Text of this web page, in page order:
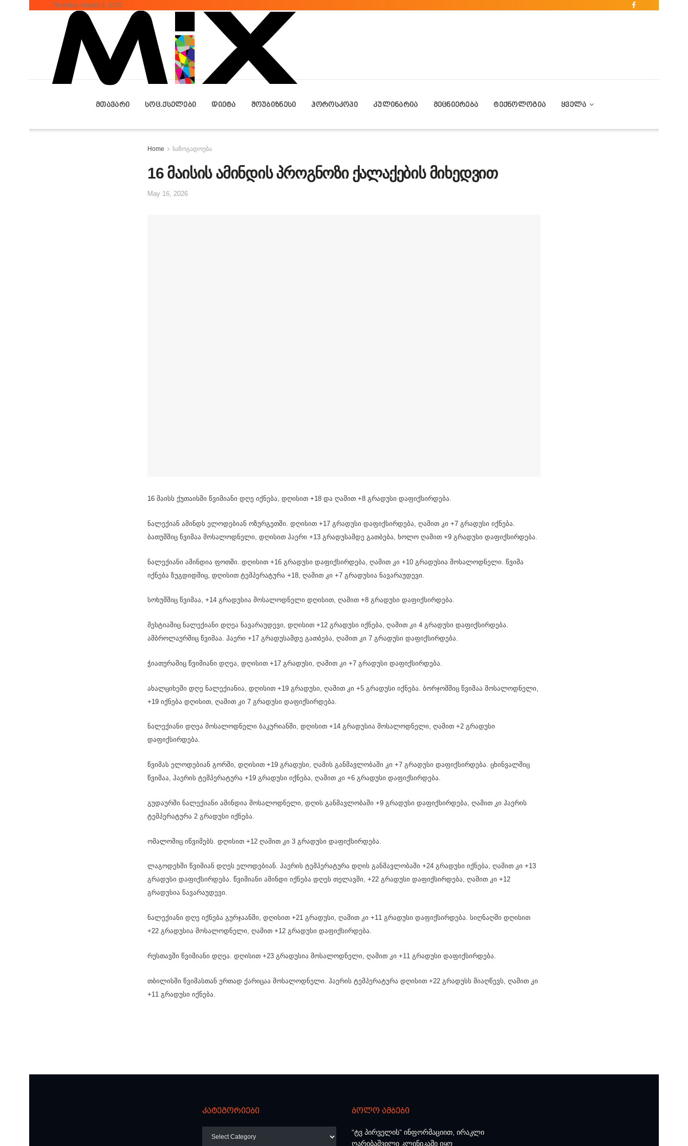
Thursday, August 6, 2026
ᲛᲗᲐᲕᲐᲠᲘ ᲡᲝᲪ.ᲥᲡᲔᲚᲔᲑᲘ ᲓᲘᲔᲢᲐ ᲨᲝᲣᲑᲘᲖᲜᲔᲡᲘ ᲰᲝᲠᲝᲡᲙᲝᲞᲘ ᲙᲣᲚᲘᲜᲐᲠᲘᲐ ᲛᲔᲪᲜᲘᲔᲠᲔᲑᲐ ᲢᲔᲥᲜᲝᲚᲝᲒᲘᲐ ᲧᲕᲔᲚᲐ
Home საზოგადოება
16 მაისის ამინდის პროგნოზი ქალაქების მიხედვით
May 16, 2026
16 მაისს ქუთაისში წვიმიანი დღე იქნება, დღისით +18 და ღამით +8 გრადუსი დაფიქსირდება.
ნალექიან ამინდს ელოდებიან ოზურგეთში. დღისით +17 გრადუსი დაფიქსირდება, ღამით კი +7 გრადუსი იქნება.
ბათუმშიც წვიმაა მოსალოდნელი, დღისით ჰაერი +13 გრადუსამდე გათბება, ხოლო ღამით +9 გრადუსი დაფიქსირდება.
ნალექიანი ამინდია ფოთში. დღისით +16 გრადუსი დაფიქსირდება, ღამით კი +10 გრადუსია მოსალოდნელი. წვიმა
იქნება ზუგდიდშიც, დღისით ტემპერატურა +18, ღამით კი +7 გრადუსია ნავარაუდევი.
სოხუმშიც წვიმაა, +14 გრადუსია მოსალოდნელი დღისით, ღამით +8 გრადუსი დაფიქსირდება.
მესტიაშიც ნალექიანი დღეა ნავარაუდევი, დღისით +12 გრადუსი იქნება, ღამით კი 4 გრადუსი დაფიქსირდება.
ამბროლაურშიც წვიმაა. ჰაერი +17 გრადუსამდე გათბება, ღამით კი 7 გრადუსი დაფიქსირდება.
ჭიათურაშიც წვიმიანი დღეა, დღისით +17 გრადუსი, ღამით კი +7 გრადუსი დაფიქსირდება.
ახალციხეში დღე ნალექიანია, დღისით +19 გრადუსი, ღამით კი +5 გრადუსი იქნება. ბორჯომშიც წვიმაა მოსალოდნელი,
+19 იქნება დღისით, ღამით კი 7 გრადუსი დაფიქსირდება.
ნალექიანი დღეა მოსალოდნელი ბაკურიანში, დღისით +14 გრადუსია მოსალოდნელი, ღამით +2 გრადუსი
დაფიქსირდება.
წვიმას ელოდებიან გორში, დღისით +19 გრადუსი, ღამის განმავლობაში კი +7 გრადუსი დაფიქსირდება. ცხინვალშიც
წვიმაა, ჰაერის ტემპერატურა +19 გრადუსი იქნება, ღამით კი +6 გრადუსი დაფიქსირდება.
გუდაურში ნალექიანი ამინდია მოსალოდნელი, დღის განმავლობაში +9 გრადუსი დაფიქსირდება, ღამით კი ჰაერის
ტემპერატურა 2 გრადუსი იქნება.
ომალოშიც იწვიმებს. დღისით +12 ღამით კი 3 გრადუსი დაფიქსირდება.
ლაგოდეხში წვიმიან დღეს ელოდებიან. ჰაერის ტემპერატურა დღის განმავლობაში +24 გრადუსი იქნება, ღამით კი +13
გრადუსი დაფიქსირდება. წვიმიანი ამინდი იქნება დღეს თელავში, +22 გრადუსი დაფიქსირდება, ღამით კი +12
გრადუსია ნავარაუდევი.
ნალექიანი დღე იქნება გურჯაანში, დღისით +21 გრადუსი, ღამით კი +11 გრადუსი დაფიქსირდება. სიღნაღში დღისით
+22 გრადუსია მოსალოდნელი, ღამით +12 გრადუსი დაფიქსირდება.
რუსთავში წვიმიანი დღეა. დღისით +23 გრადუსია მოსალოდნელი, ღამით კი +11 გრადუსი დაფიქსირდება.
თბილისში წვიმასთან ერთად ქარიცაა მოსალოდნელი. ჰაერის ტემპერატურა დღისით +22 გრადუსს მიაღწევს, ღამით კი
+11 გრადუსი იქნება.
კატეგორიები ბოლო ამბები
“ტვ პირველის” ინფორმაციით, ირაკლი
ღარიბაშვილი კლინიკაში იყო